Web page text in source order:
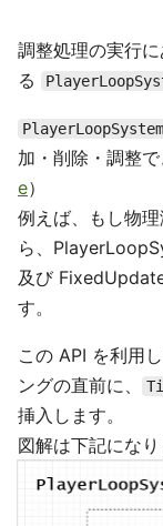
調整処理の実行
る
PlayerLoopSystem
加・削除・調整
e）
例えば、もし物
ら、
及び
す。
この API を利用し
ングの直前に、
挿入します。
図解は下記になり